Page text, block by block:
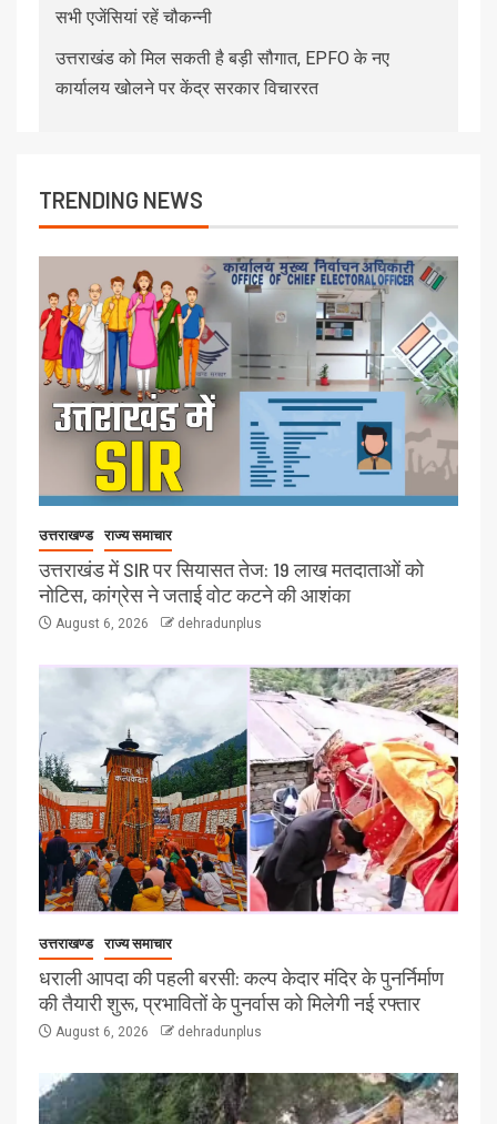
सभी एजेंसियां रहें चौकन्नी
उत्तराखंड को मिल सकती है बड़ी सौगात, EPFO के नए
कार्यालय खोलने पर केंद्र सरकार विचाररत
TRENDING NEWS
उत्तराखण्ड राज्य समाचार
उत्तराखंड में SIR पर सियासत तेज: 19 लाख मतदाताओं को
नोटिस, कांग्रेस ने जताई वोट कटने की आशंका
August 6, 2026 dehradunplus
उत्तराखण्ड राज्य समाचार
धराली आपदा की पहली बरसी: कल्प केदार मंदिर के पुनर्निर्माण
की तैयारी शुरू, प्रभावितों के पुनर्वास को मिलेगी नई रफ्तार
August 6, 2026 dehradunplus